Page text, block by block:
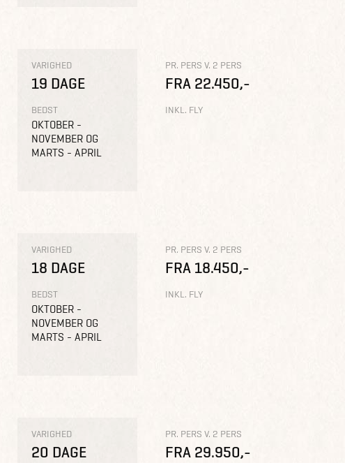
VARIGHED
19 DAGE
BEDST
OKTOBER -
NOVEMBER OG
MARTS - APRIL
PR. PERS V. 2 PERS
FRA 22.450,-
INKL. FLY
VARIGHED
18 DAGE
BEDST
OKTOBER -
NOVEMBER OG
MARTS - APRIL
PR. PERS V. 2 PERS
FRA 18.450,-
INKL. FLY
VARIGHED
20 DAGE
PR. PERS V. 2 PERS
FRA 29.950,-